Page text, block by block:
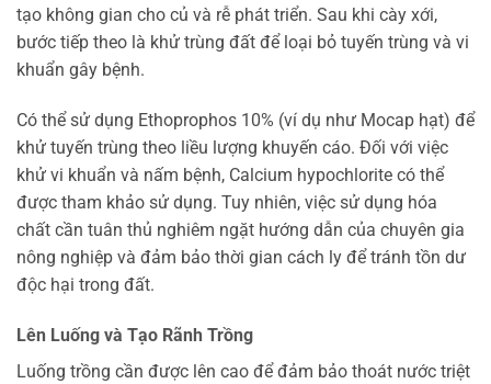
tạo không gian cho củ và rễ phát triển. Sau khi cày xới,
bước tiếp theo là khử trùng đất để loại bỏ tuyến trùng và vi
khuẩn gây bệnh.
Có thể sử dụng Ethoprophos 10% (ví dụ như Mocap hạt) để
khử tuyến trùng theo liều lượng khuyến cáo. Đối với việc
khử vi khuẩn và nấm bệnh, Calcium hypochlorite có thể
được tham khảo sử dụng. Tuy nhiên, việc sử dụng hóa
chất cần tuân thủ nghiêm ngặt hướng dẫn của chuyên gia
nông nghiệp và đảm bảo thời gian cách ly để tránh tồn dư
độc hại trong đất.
Lên Luống và Tạo Rãnh Trồng
Luống trồng cần được lên cao để đảm bảo thoát nước triệt